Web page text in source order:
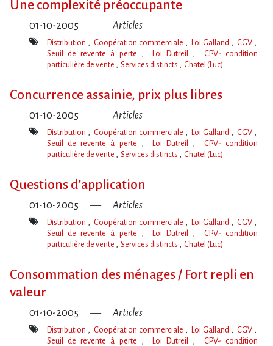
Une complexité préoccupante
01-10-2005 Articles
Mot(s)-
Distribution Coopération commerciale Loi Galland
CGV
Seuil de revente à perte
Loi Dutreil
CPV- condition
particulière de vente
Services distincts Chatel (Luc)
Concurrence assainie, prix plus libres
01-10-2005 Articles
Mot(s)-
Distribution Coopération commerciale Loi Galland
CGV
Seuil de revente à perte
Loi Dutreil
CPV- condition
particulière de vente
Services distincts Chatel (Luc)
Questions d’application
01-10-2005 Articles
Mot(s)-
Distribution Coopération commerciale Loi Galland
CGV
Seuil de revente à perte
Loi Dutreil
CPV- condition
particulière de vente
Services distincts Chatel (Luc)
Consommation des ménages / Fort repli en
valeur
01-10-2005 Articles
Distribution Coopération commerciale Loi Galland
CGV
Seuil de revente à perte
Loi Dutreil
CPV- condition